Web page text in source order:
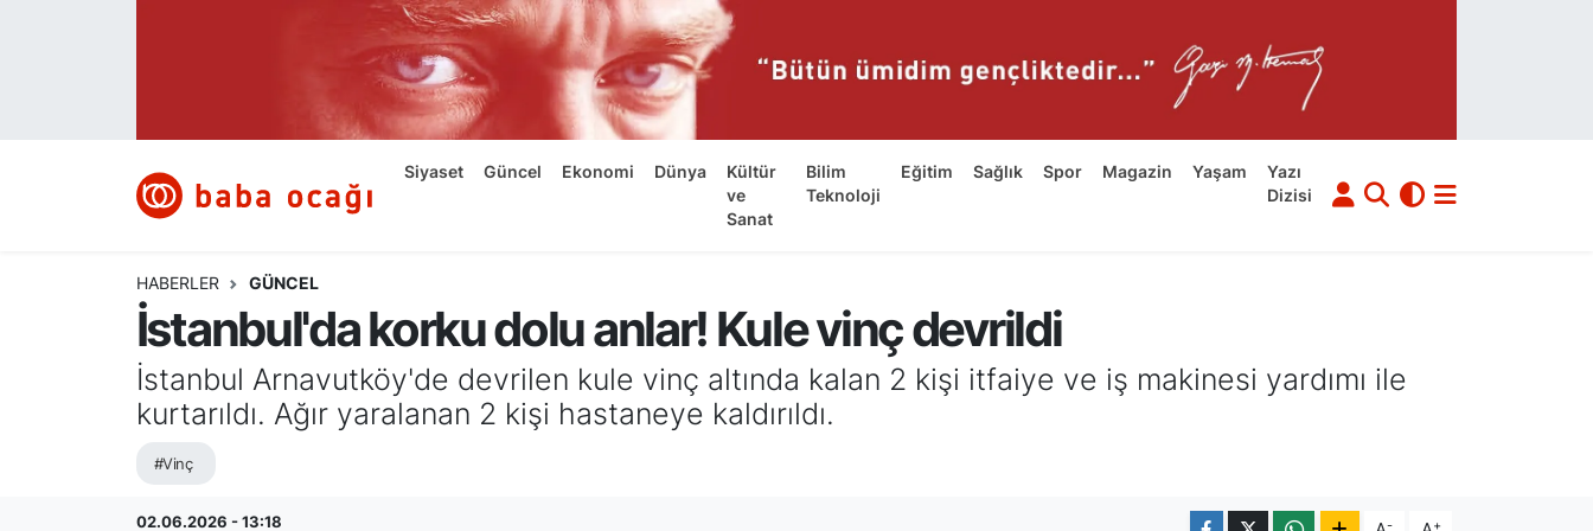
Siyaset Güncel Ekonomi Dünya
Kültür
ve
Sanat
Bilim
Teknoloji
Eğitim Sağlık Spor Magazin Yaşam
Yazı
Dizisi
HABERLER GÜNCEL
İstanbul'da korku dolu anlar! Kule vinç devrildi
İstanbul Arnavutköy'de devrilen kule vinç altında kalan 2 kişi itfaiye ve iş makinesi yardımı ile
kurtarıldı. Ağır yaralanan 2 kişi hastaneye kaldırıldı.
#Vinç
02.06.2026 - 13:18 - +
Ekonomi
Kültür ve Sanat
Bilim ve Teknoloji
Yazı Dizisi
Namaz Vakitleri
Trafik Durumu
Süper Lig Puan Durumu ve Fikstür
Tüm Manşetler
Son Dakika Haberleri
Haber Arşivi